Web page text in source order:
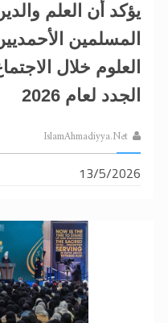
يؤكد أن العلم
المسلمين
العلوم خلال
الجدد لعام 2026
IslamAhmadiyya.Net
13/5/2026